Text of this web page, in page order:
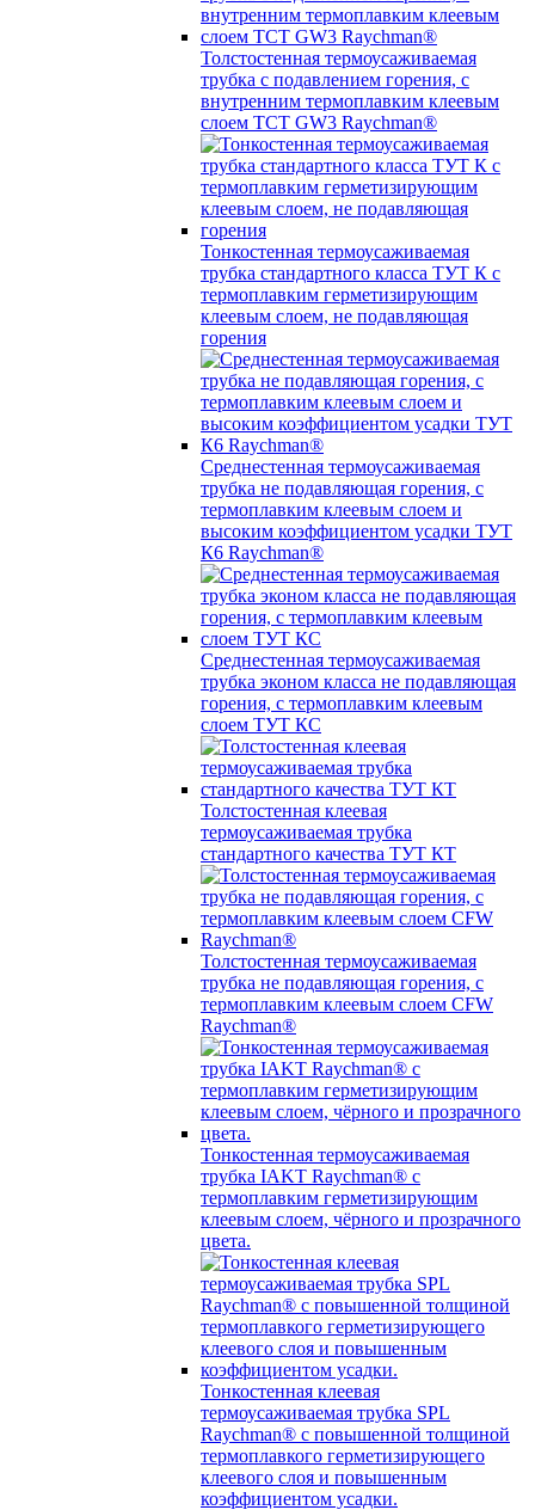
Толстостенная термоусаживаемая
трубка c подавлением горения, с
внутренним термоплавким клеевым
слоем TCT GW3 Raychman®
Тонкостенная термоусаживаемая
трубка стандартного класса ТУТ К с
термоплавким герметизирующим
клеевым слоем, не подавляющая
горения
Среднестенная термоусаживаемая
трубка не подавляющая горения, с
термоплавким клеевым слоем и
высоким коэффициентом усадки ТУТ
К6 Raychman®
Среднестенная термоусаживаемая
трубка эконом класса не подавляющая
горения, с термоплавким клеевым
слоем ТУТ КС
Толстостенная клеевая
термоусаживаемая трубка
стандартного качества ТУТ КТ
Толстостенная термоусаживаемая
трубка не подавляющая горения, с
термоплавким клеевым слоем CFW
Raychman®
Тонкостенная термоусаживаемая
трубка IAKT Raychman® с
термоплавким герметизирующим
клеевым слоем, чёрного и прозрачного
цвета.
Тонкостенная клеевая
термоусаживаемая трубка SPL
Raychman® с повышенной толщиной
термоплавкого герметизирующего
клеевого слоя и повышенным
коэффициентом усадки.